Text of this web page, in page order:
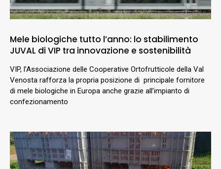
Mele biologiche tutto l’anno: lo stabilimento
JUVAL di VIP tra innovazione e sostenibilità
VIP, l’Associazione delle Cooperative Ortofrutticole della Val
Venosta rafforza la propria posizione di principale fornitore
di mele biologiche in Europa anche grazie all’impianto di
confezionamento